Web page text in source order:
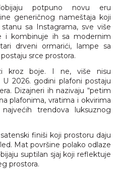
potpuno novu eru
generičnog nameštaja koji
sa Instagrama, sve više
i kombinuje ih sa modernim
drveni ormarići, lampe sa
srce prostora.
kroz boje. I ne, više nisu
2026. godini plafoni postaju
Dizajneri ih nazivaju “petim
plafonima, vratima i okvirima
trendova luksuznog
finiši koji prostoru daju
Mat površine polako odlaze
suptilan sjaj koji reflektuje
prostora.